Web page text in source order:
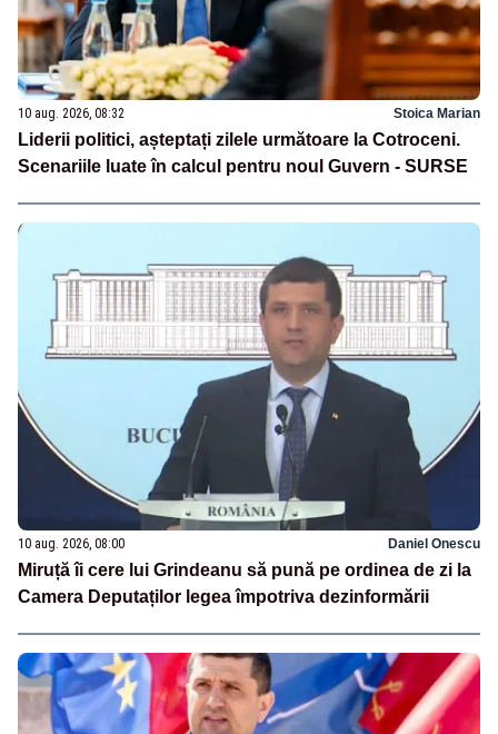
10 aug. 2026, 08:32 Stoica Marian
Liderii politici, așteptați zilele următoare la Cotroceni.
Scenariile luate în calcul pentru noul Guvern - SURSE
10 aug. 2026, 08:00 Daniel Onescu
Miruță îi cere lui Grindeanu să pună pe ordinea de zi la
Camera Deputaților legea împotriva dezinformării